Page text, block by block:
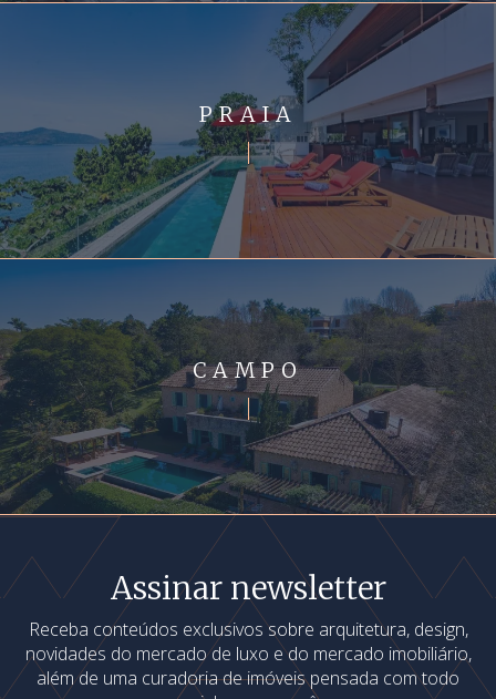
PRAIA
CAMPO
Assinar newsletter
Receba conteúdos exclusivos sobre arquitetura, design,
novidades do mercado de luxo e do mercado imobiliário,
além de uma curadoria de imóveis pensada com todo